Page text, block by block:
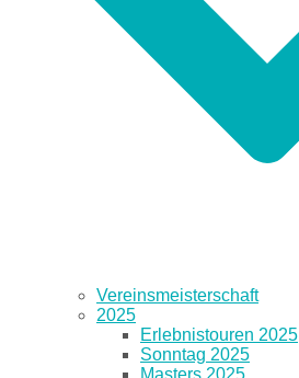
Vereinsmeisterschaft
2025
Erlebnistouren 2025
Sonntag 2025
Masters 2025